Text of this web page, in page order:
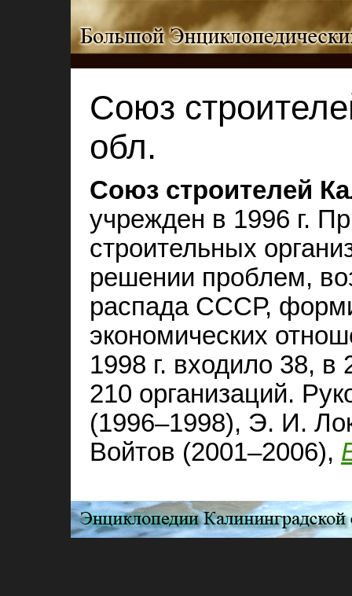
Союз
обл.
Союз строителей
учрежден в 1996 г.
строительных
решении проблем,
распада СССР,
экономических
1998 г. входило 38,
210 организаций.
(1996–1998), Э. И.
Войтов (2001–2006),